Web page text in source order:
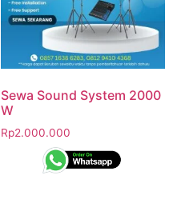
Sewa Sound System 2000
W
Rp2.000.000